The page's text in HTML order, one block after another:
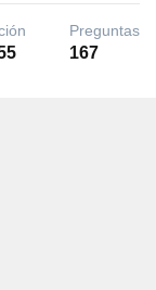
Preguntas
167